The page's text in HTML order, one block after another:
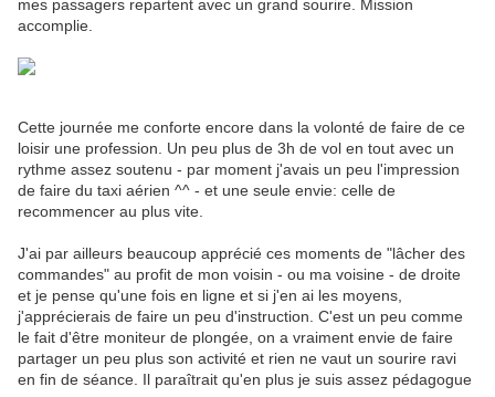
mes passagers repartent avec un grand sourire. Mission
accomplie.
Cette journée me conforte encore dans la volonté de faire de ce
loisir une profession. Un peu plus de 3h de vol en tout avec un
rythme assez soutenu - par moment j'avais un peu l'impression
de faire du taxi aérien ^^ - et une seule envie: celle de
recommencer au plus vite.
J'ai par ailleurs beaucoup apprécié ces moments de "lâcher des
commandes" au profit de mon voisin - ou ma voisine - de droite
et je pense qu'une fois en ligne et si j'en ai les moyens,
j'apprécierais de faire un peu d'instruction. C'est un peu comme
le fait d'être moniteur de plongée, on a vraiment envie de faire
partager un peu plus son activité et rien ne vaut un sourire ravi
en fin de séance. Il paraîtrait qu'en plus je suis assez pédagogue